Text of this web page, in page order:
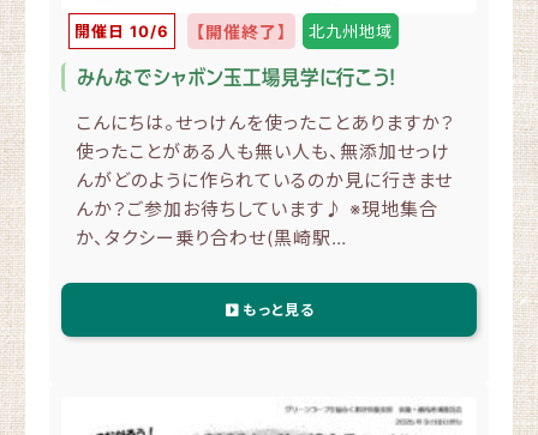
開催日 10/6 【開催終了】 北九州地域
みんなでシャボン玉工場見学に行こう！
こんにちは。せっけんを使ったことありますか？
使ったことがある人も無い人も、無添加せっけ
んがどのように作られているのか見に行きませ
んか？ご参加お待ちしています♪ ※現地集合
か、タクシー乗り合わせ(黒崎駅…
もっと見る